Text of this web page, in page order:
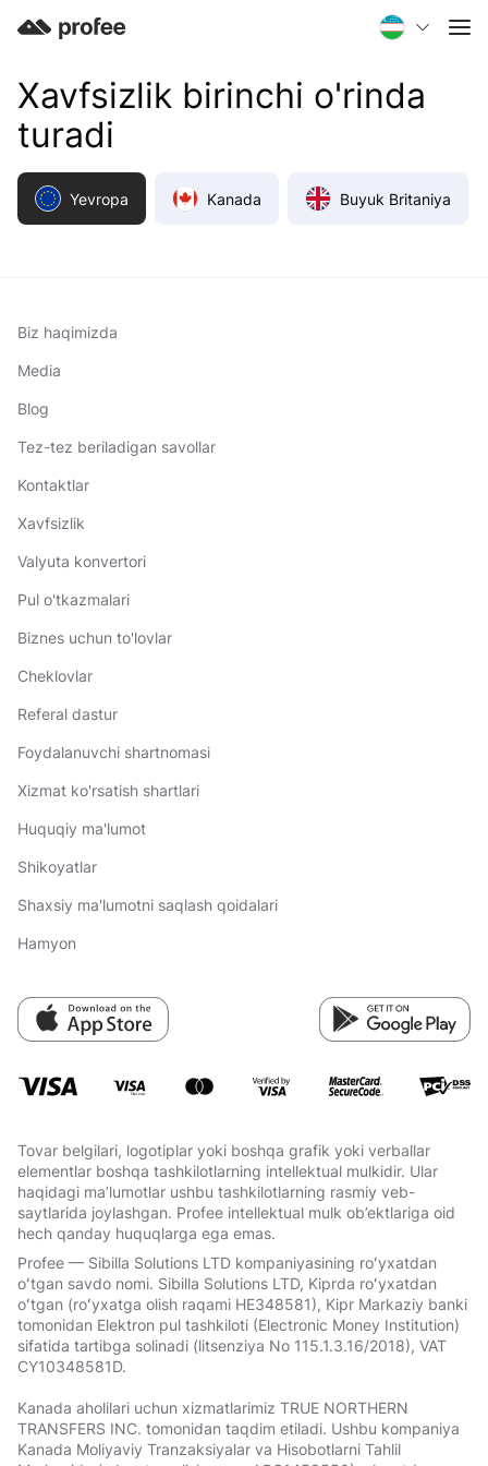
Xavfsizlik birinchi o'rinda
turadi
Yevropa Kanada Buyuk Britaniya
Biz haqimizda
Media
Blog
Tez-tez beriladigan savollar
Kontaktlar
Xavfsizlik
Valyuta konvertori
Pul o'tkazmalari
Biznes uchun to'lovlar
Cheklovlar
Referal dastur
Foydalanuvchi shartnomasi
Xizmat ko'rsatish shartlari
Huquqiy ma'lumot
Shikoyatlar
Shaxsiy ma'lumotni saqlash qoidalari
Hamyon
Tovar belgilari, logotiplar yoki boshqa grafik yoki verballar
elementlar boshqa tashkilotlarning intellektual mulkidir. Ular
haqidagi ma’lumotlar ushbu tashkilotlarning rasmiy veb-
saytlarida joylashgan. Profee intellektual mulk ob’ektlariga oid
hech qanday huquqlarga ega emas.
Profee — Sibilla Solutions LTD kompaniyasining roʻyxatdan
oʻtgan savdo nomi. Sibilla Solutions LTD, Kiprda roʻyxatdan
oʻtgan (roʻyxatga olish raqami HE348581), Kipr Markaziy banki
tomonidan Elektron pul tashkiloti (Electronic Money Institution)
sifatida tartibga solinadi (litsenziya No 115.1.3.16/2018), VAT
СY10348581D.
Kanada aholilari uchun xizmatlarimiz TRUE NORTHERN
TRANSFERS INC. tomonidan taqdim etiladi. Ushbu kompaniya
Kanada Moliyaviy Tranzaksiyalar va Hisobotlarni Tahlil